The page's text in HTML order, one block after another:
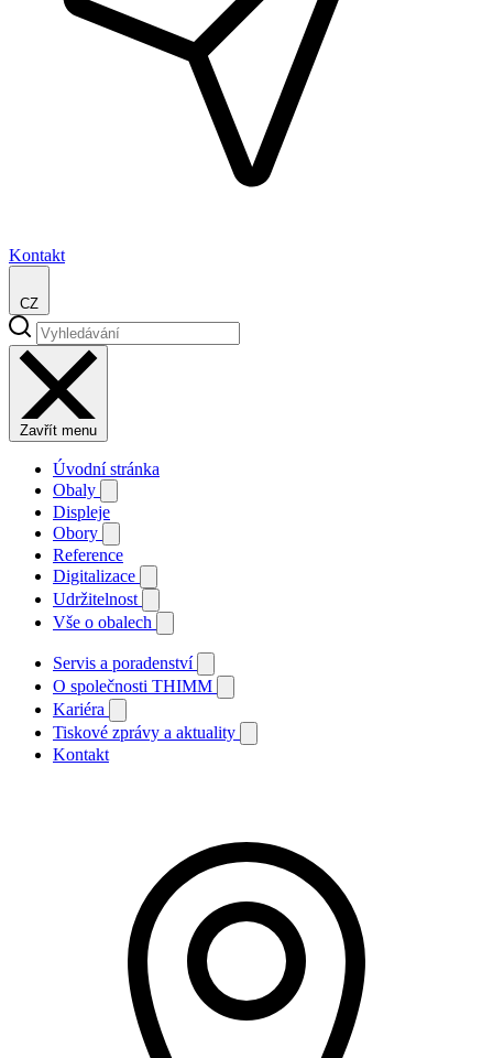
Kontakt
CZ
Zavřít menu
Úvodní stránka
Obaly
Displeje
Obory
Reference
Digitalizace
Udržitelnost
Vše o obalech
Servis a poradenství
O společnosti THIMM
Kariéra
Tiskové zprávy a aktuality
Kontakt